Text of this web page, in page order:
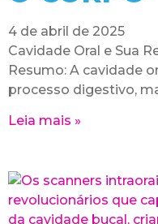
4 de abril de 2025
Cavidade Oral e Sua
Resumo: A cavidade
processo digestivo,
Leia mais »